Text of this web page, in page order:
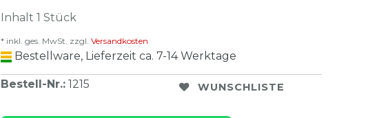
Inhalt 1 Stück
* inkl. ges. MwSt. zzgl. Versandkosten
Bestellware, Lieferzeit ca. 7-14 Werktage
Bestell-Nr.: 1215 WUNSCHLISTE